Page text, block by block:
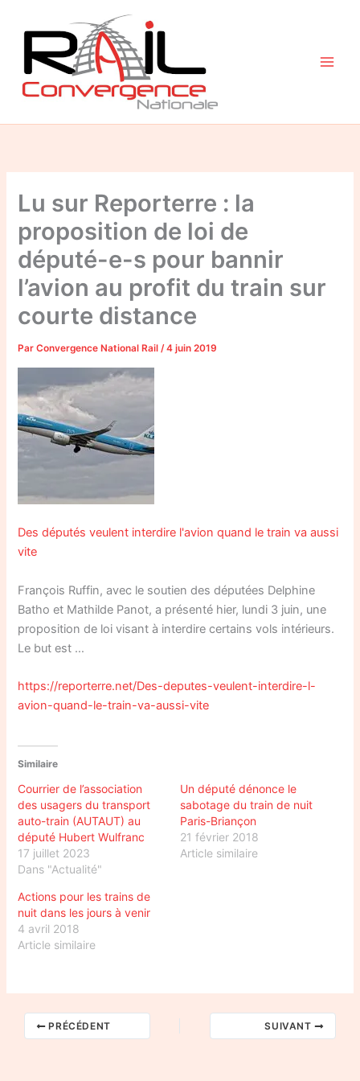
contenu
Lu sur Reporterre : la
proposition de loi de
député-e-s pour bannir
l’avion au profit du train sur
courte distance
ParConvergence National Rail/4 juin 2019
Des députés veulent interdire l'avion quand le train va aussi
vite
François Ruffin, avec le soutien des députées Delphine
Batho et Mathilde Panot, a présenté hier, lundi 3 juin, une
proposition de loi visant à interdire certains vols intérieurs.
Le but est …
https://reporterre.net/Des-deputes-veulent-interdire-l-
avion-quand-le-train-va-aussi-vite
Similaire
Courrier de l’association
des usagers du transport
auto-train (AUTAUT) au
député Hubert Wulfranc
17 juillet 2023
Dans "Actualité"
Un député dénonce le
sabotage du train de nuit
Paris-Briançon
21 février 2018
Article similaire
Actions pour les trains de
nuit dans les jours à venir
4 avril 2018
Article similaire
PRÉCÉDENT SUIVANT